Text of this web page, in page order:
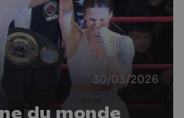
30/03/2026
du monde